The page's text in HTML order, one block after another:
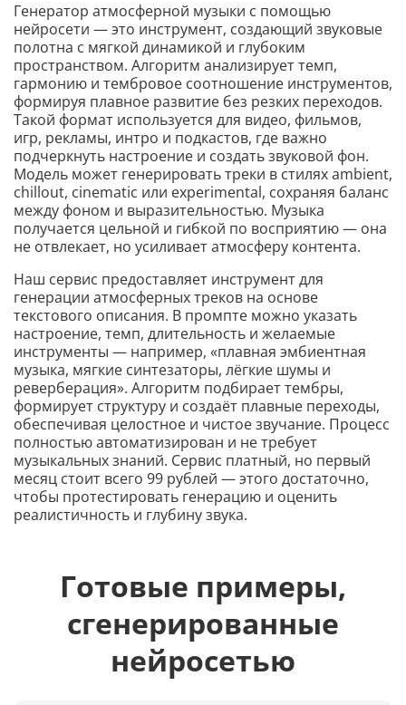
Генератор атмосферной музыки с помощью
нейросети — это инструмент, создающий звуковые
полотна с мягкой динамикой и глубоким
пространством. Алгоритм анализирует темп,
гармонию и тембровое соотношение инструментов,
формируя плавное развитие без резких переходов.
Такой формат используется для видео, фильмов,
игр, рекламы, интро и подкастов, где важно
подчеркнуть настроение и создать звуковой фон.
Модель может генерировать треки в стилях ambient,
chillout, cinematic или experimental, сохраняя баланс
между фоном и выразительностью. Музыка
получается цельной и гибкой по восприятию — она
не отвлекает, но усиливает атмосферу контента.
Наш сервис предоставляет инструмент для
генерации атмосферных треков на основе
текстового описания. В промпте можно указать
настроение, темп, длительность и желаемые
инструменты — например, «плавная эмбиентная
музыка, мягкие синтезаторы, лёгкие шумы и
реверберация». Алгоритм подбирает тембры,
формирует структуру и создаёт плавные переходы,
обеспечивая целостное и чистое звучание. Процесс
полностью автоматизирован и не требует
музыкальных знаний. Сервис платный, но первый
месяц стоит всего 99 рублей — этого достаточно,
чтобы протестировать генерацию и оценить
реалистичность и глубину звука.
Готовые примеры,
сгенерированные
нейросетью